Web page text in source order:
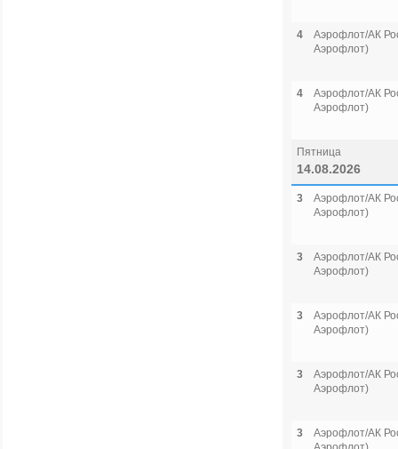
4
Аэрофлот/АК
Аэрофлот)
4
Аэрофлот/АК
Аэрофлот)
Пятница
14.08.2026
3
Аэрофлот/АК
Аэрофлот)
3
Аэрофлот/АК
Аэрофлот)
3
Аэрофлот/АК
Аэрофлот)
3
Аэрофлот/АК
Аэрофлот)
3
Аэрофлот/АК